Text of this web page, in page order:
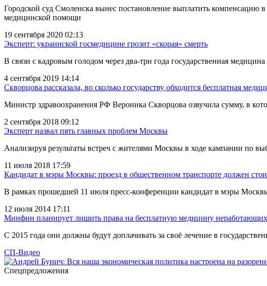
Городской суд Смоленска вынес постановление выплатить компенсацию
медицинской помощи
19 сентября 2020 02:13
Эксперт: украинской госмедицине грозит «скорая» смерть
В связи с кадровым голодом через два-три года государственная
4 сентября 2019 14:14
Скворцова рассказала, во сколько государству обходится бесплатная
Министр здравоохранения РФ Вероника Скворцова озвучила сумму, в
2 сентября 2018 09:12
Эксперт назвал пять главных проблем Москвы
Анализируя результаты встреч с жителями Москвы в ходе кампании по
11 июля 2018 17:59
Кандидат в мэры Москвы: проезд в общественном транспорте должен
В рамках прошедшей 11 июля пресс-конференции кандидат в мэры
12 июля 2014 17:11
Минфин планирует лишить права на бесплатную медицину
С 2015 года они должны будут доплачивать за своё лечение в
СП-Видео
Спецпредложения